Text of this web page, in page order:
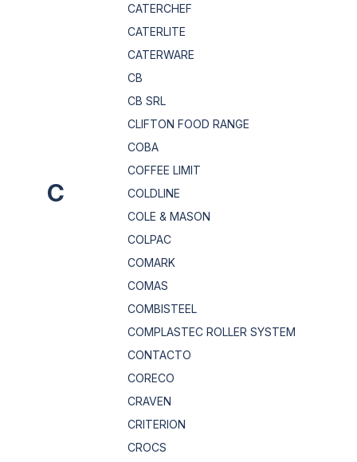
C
CATERCHEF
CATERLITE
CATERWARE
CB
CB SRL
CLIFTON FOOD RANGE
COBA
COFFEE LIMIT
COLDLINE
COLE & MASON
COLPAC
COMARK
COMAS
COMBISTEEL
COMPLASTEC ROLLER SYSTEM
CONTACTO
CORECO
CRAVEN
CRITERION
CROCS